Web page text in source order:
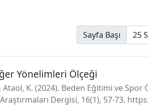
Sayfa Başı
Yönelimleri Ölçeği
Ataol, K. (2024). Beden Eğitimi ve
Dergisi, 16(1), 57-73.